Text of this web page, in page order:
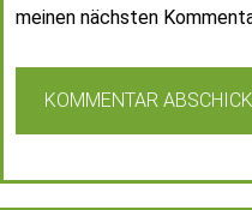
meinen nächsten